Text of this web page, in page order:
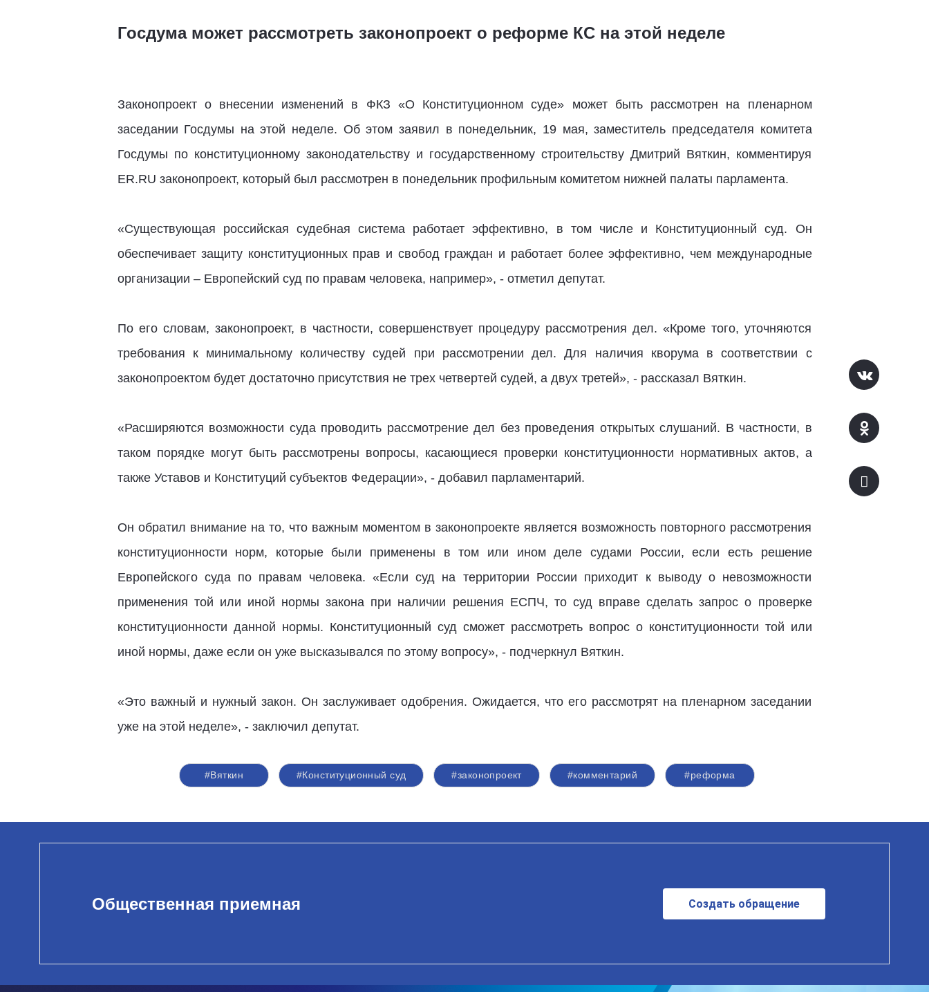
Госдума может рассмотреть законопроект о реформе КС на этой неделе
Законопроект о внесении изменений в ФКЗ «О Конституционном суде» может быть рассмотрен на пленарном
заседании Госдумы на этой неделе. Об этом заявил в понедельник, 19 мая, заместитель председателя комитета
Госдумы по конституционному законодательству и государственному строительству Дмитрий Вяткин, комментируя
ER.RU законопроект, который был рассмотрен в понедельник профильным комитетом нижней палаты парламента.
«Существующая российская судебная система работает эффективно, в том числе и Конституционный суд. Он
обеспечивает защиту конституционных прав и свобод граждан и работает более эффективно, чем международные
организации – Европейский суд по правам человека, например», - отметил депутат.
По его словам, законопроект, в частности, совершенствует процедуру рассмотрения дел. «Кроме того, уточняются
требования к минимальному количеству судей при рассмотрении дел. Для наличия кворума в соответствии с
законопроектом будет достаточно присутствия не трех четвертей судей, а двух третей», - рассказал Вяткин.
«Расширяются возможности суда проводить рассмотрение дел без проведения открытых слушаний. В частности, в
таком порядке могут быть рассмотрены вопросы, касающиеся проверки конституционности нормативных актов, а
также Уставов и Конституций субъектов Федерации», - добавил парламентарий.
Он обратил внимание на то, что важным моментом в законопроекте является возможность повторного рассмотрения
конституционности норм, которые были применены в том или ином деле судами России, если есть решение
Европейского суда по правам человека. «Если суд на территории России приходит к выводу о невозможности
применения той или иной нормы закона при наличии решения ЕСПЧ, то суд вправе сделать запрос о проверке
конституционности данной нормы. Конституционный суд сможет рассмотреть вопрос о конституционности той или
иной нормы, даже если он уже высказывался по этому вопросу», - подчеркнул Вяткин.
«Это важный и нужный закон. Он заслуживает одобрения. Ожидается, что его рассмотрят на пленарном заседании
уже на этой неделе», - заключил депутат.
#Вяткин #Конституционный суд #законопроект #комментарий #реформа
Общественная приемная Создать обращение